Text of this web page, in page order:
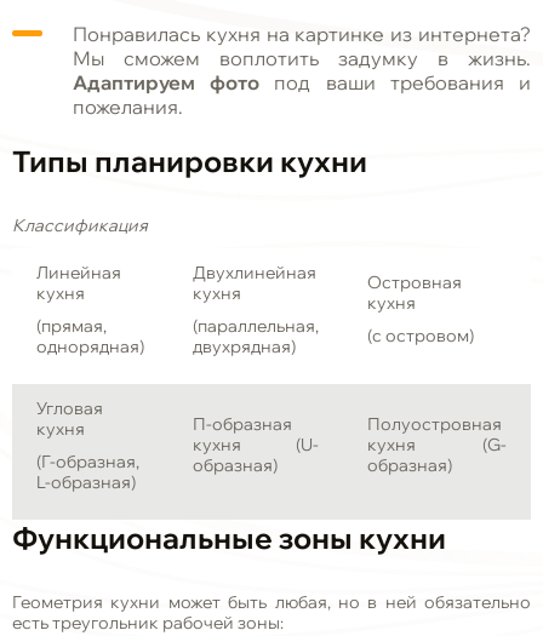
Понравилась кухня на картинке из интернета?
Мы сможем воплотить задумку в жизнь.
Адаптируем фото под ваши требования и
пожелания.
Типы планировки кухни
Классификация
Линейная
кухня
(прямая,
однорядная)
Двухлинейная
кухня
(параллельная,
двухрядная)
Островная
кухня
(с островом)
Угловая
кухня
(Г-образная,
L-образная)
П-образная
кухня (U-
образная)
Полуостровная
кухня (G-
образная)
Функциональные зоны кухни
Геометрия кухни может быть любая, но в ней обязательно
есть треугольник рабочей зоны: